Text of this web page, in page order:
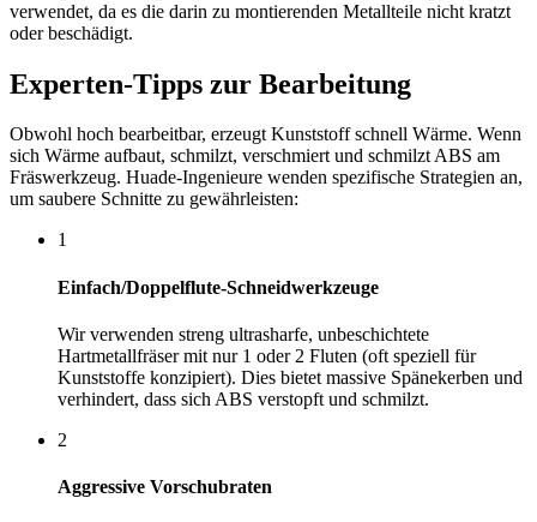
verwendet, da es die darin zu montierenden Metallteile nicht kratzt
oder beschädigt.
Experten-Tipps zur Bearbeitung
Obwohl hoch bearbeitbar, erzeugt Kunststoff schnell Wärme. Wenn
sich Wärme aufbaut, schmilzt, verschmiert und schmilzt ABS am
Fräswerkzeug. Huade-Ingenieure wenden spezifische Strategien an,
um saubere Schnitte zu gewährleisten:
1
Einfach/Doppelflute-Schneidwerkzeuge
Wir verwenden streng ultrasharfe, unbeschichtete
Hartmetallfräser mit nur 1 oder 2 Fluten (oft speziell für
Kunststoffe konzipiert). Dies bietet massive Spänekerben und
verhindert, dass sich ABS verstopft und schmilzt.
2
Aggressive Vorschubraten